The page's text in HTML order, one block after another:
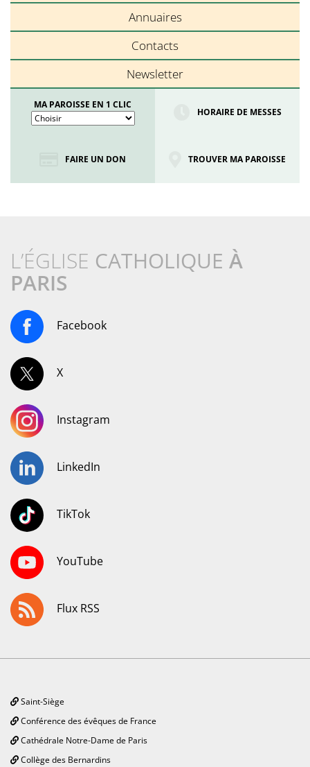
Annuaires
Contacts
Newsletter
MA PAROISSE EN 1 CLIC
HORAIRE DE MESSES
FAIRE UN DON TROUVER MA PAROISSE
L’ÉGLISE CATHOLIQUE À
PARIS
Facebook
X
Instagram
LinkedIn
TikTok
YouTube
Flux RSS
Saint-Siège
Conférence des évêques de France
Cathédrale Notre-Dame de Paris
Collège des Bernardins